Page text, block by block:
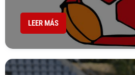
LEER MÁS